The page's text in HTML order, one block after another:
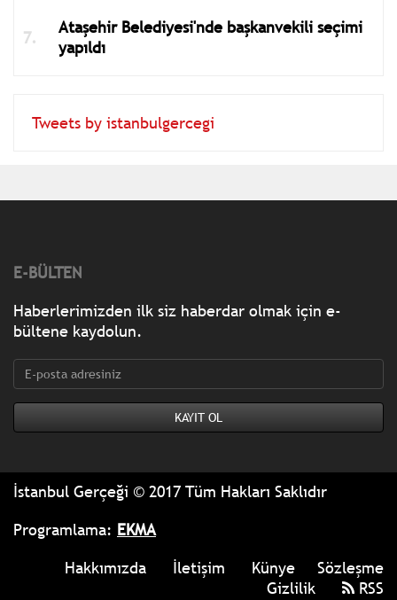
Ataşehir Belediyesi'nde başkanvekili seçimi
yapıldı
Tweets by istanbulgercegi
E-BÜLTEN
Haberlerimizden ilk siz haberdar olmak için e-
bültene kaydolun.
İstanbul Gerçeği © 2017 Tüm Hakları Saklıdır
Programlama: EKMA
Hakkımızda
İletişim Künye
Sözleşme
Gizlilik
RSS